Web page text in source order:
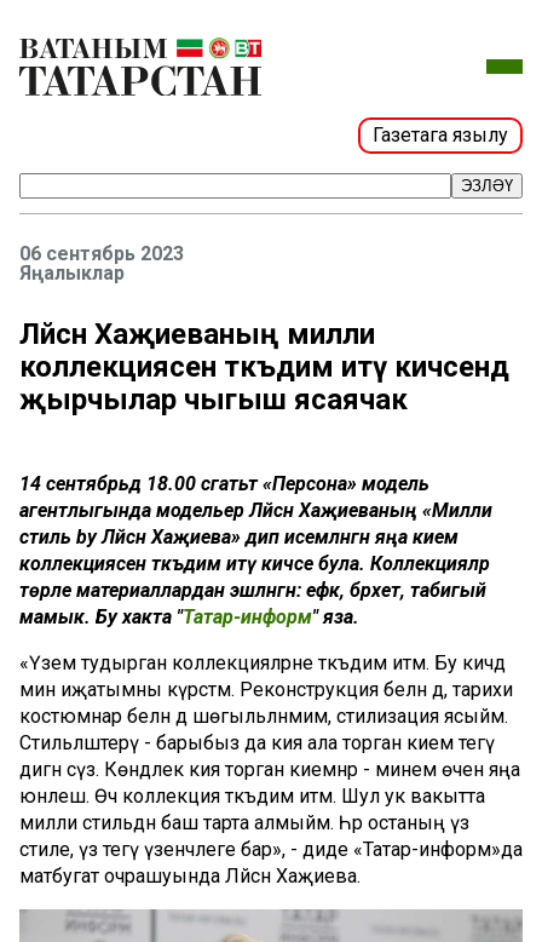
Газетага язылу
ЭЗЛӘҮ
06 сентябрь 2023
Яңалыклар
Ләйсән Хаҗиеваның милли
коллекциясен тәкъдим итү кичәсендә
җырчылар чыгыш ясаячак
14 сентябрьдә 18.00 сәгатьтә «Персона» модель
агентлыгында модельер Ләйсән Хаҗиеваның «Милли
стиль by Ләйсән Хаҗиева» дип исемләнгән яңа кием
коллекциясен тәкъдим итү кичәсе була. Коллекцияләр
төрле материаллардан эшләнгән: ефәк, бәрхет, табигый
мамык. Бу хакта "Татар-информ" яза.
«Үзем тудырган коллекцияләрне тәкъдим итәм. Бу кичәдә
мин иҗатымны күрсәтәм. Реконструкция белән дә, тарихи
костюмнар белән дә шөгыльләнмим, стилизация ясыйм.
Стильләштерү - барыбыз да кия ала торган кием тегү
дигән сүз. Көндәлек кия торган киемнәр - минем өчен яңа
юнәлеш. Өч коллекция тәкъдим итәм. Шул ук вакытта
милли стильдән баш тарта алмыйм. Һәр останың үз
стиле, үз тегү үзенчәлеге бар», - диде «Татар-информ»да
матбугат очрашуында Ләйсән Хаҗиева.